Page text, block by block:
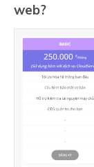
web?